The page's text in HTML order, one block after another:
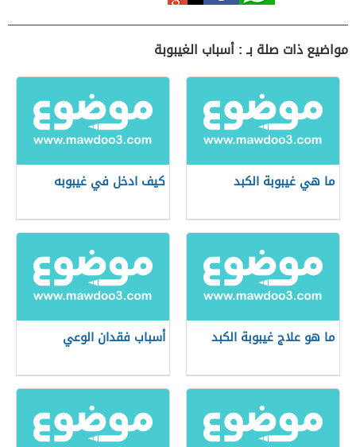
مواضيع ذات صلة بـ : أسباب الغيبوبة
ما هي غيبوبة الكبد كيف ادخل في غيبوبه
ما هو علاج غيبوبة الكبد أسباب فقدان الوعي